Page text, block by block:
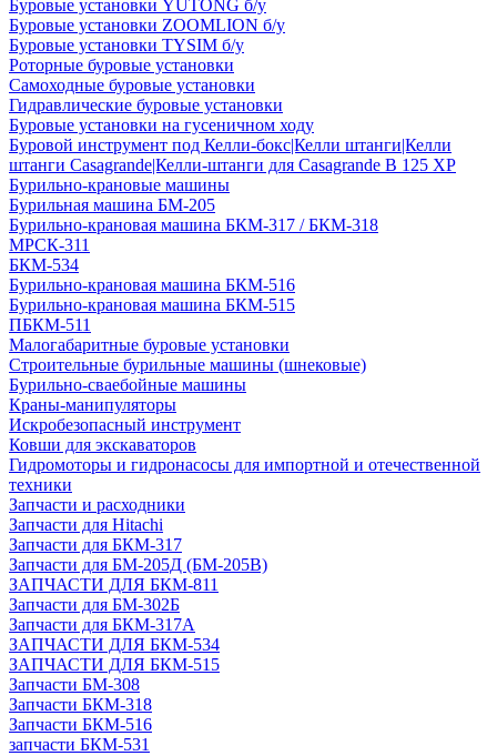
Буровые установки YUTONG б/у
Буровые установки ZOOMLION б/у
Буровые установки TYSIM б/у
Роторные буровые установки
Самоходные буровые установки
Гидравлические буровые установки
Буровые установки на гусеничном ходу
Буровой инструмент под Келли-бокс|Келли штанги|Келли
штанги Casagrande|Келли-штанги для Casagrande B 125 XP
Бурильно-крановые машины
Бурильная машина БМ-205
Бурильно-крановая машина БКМ-317 / БКМ-318
МРСК-311
БКМ-534
Бурильно-крановая машина БКМ-516
Бурильно-крановая машина БКМ-515
ПБКМ-511
Малогабаритные буровые установки
Строительные бурильные машины (шнековые)
Бурильно-сваебойные машины
Краны-манипуляторы
Искробезопасный инструмент
Ковши для экскаваторов
Гидромоторы и гидронасосы для импортной и отечественной
техники
Запчасти и расходники
Запчасти для Hitachi
Запчасти для БКМ-317
Запчасти для БМ-205Д (БМ-205В)
ЗАПЧАСТИ ДЛЯ БКМ-811
Запчасти для БМ-302Б
Запчасти для БКМ-317А
ЗАПЧАСТИ ДЛЯ БКМ-534
ЗАПЧАСТИ ДЛЯ БКМ-515
Запчасти БМ-308
Запчасти БКМ-318
Запчасти БКМ-516
запчасти БКМ-531